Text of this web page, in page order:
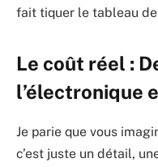
fait tiquer le tableau
Le coût réel :
l’électronique
Je parie que vous
c’est juste un détail,